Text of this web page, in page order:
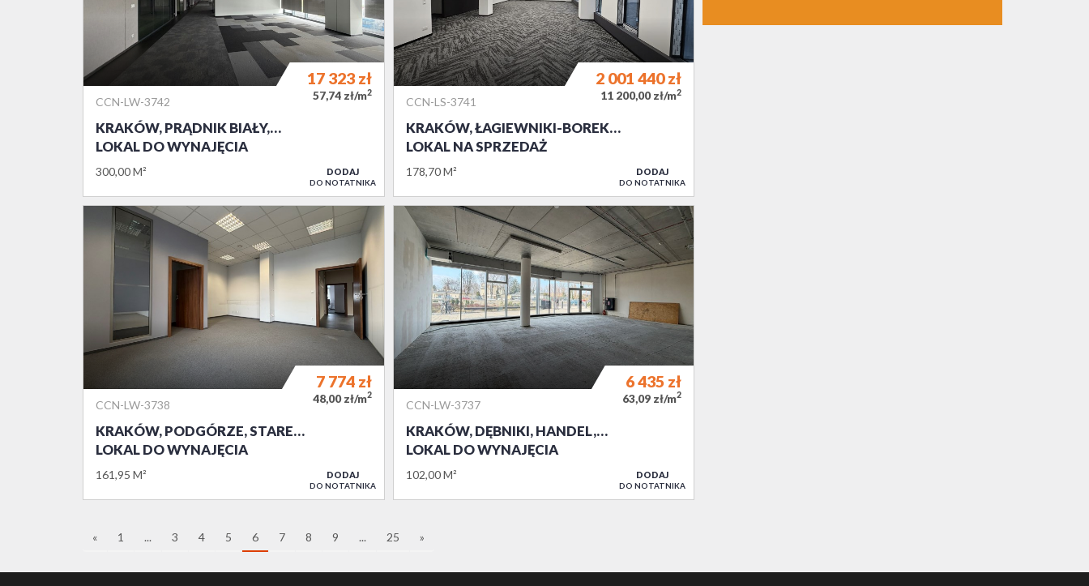
CCN-LW-3742
KRAKÓW, PRĄDNIK BIAŁY,…
LOKAL DO WYNAJĘCIA
300,00 M²
17 323 zł
57,74 zł/m2
DODAJ
DO NOTATNIKA
CCN-LS-3741
KRAKÓW, ŁAGIEWNIKI-BOREK…
LOKAL NA SPRZEDAŻ
178,70 M²
2 001 440zł
11 200,00 zł/m2
DODAJ
DO NOTATNIKA
CCN-LW-3738
KRAKÓW, PODGÓRZE, STARE…
LOKAL DO WYNAJĘCIA
161,95 M²
7 774 zł
48,00 zł/m2
DODAJ
DO NOTATNIKA
CCN-LW-3737
KRAKÓW, DĘBNIKI, HANDEL,…
LOKAL DO WYNAJĘCIA
102,00 M²
6 435 zł
63,09 zł/m2
DODAJ
DO NOTATNIKA
« 1 ... 3 4 5 6 7 8 9 ... 25 »